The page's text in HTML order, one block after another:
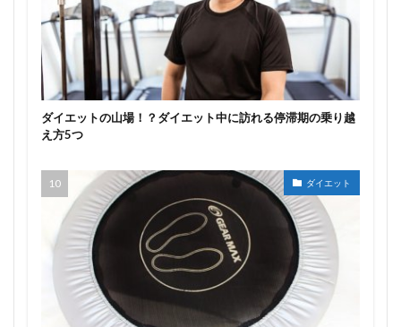
ダイエットの山場！？ダイエット中に訪れる停滞期の乗り越
え方5つ
ダイエット